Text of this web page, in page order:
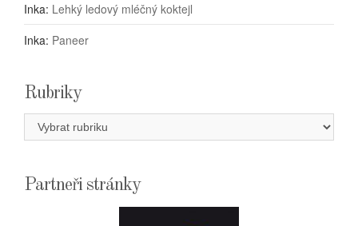
Inka: Lehký ledový mléčný koktejl
Inka: Paneer
Rubriky
Rubriky
Partneři stránky